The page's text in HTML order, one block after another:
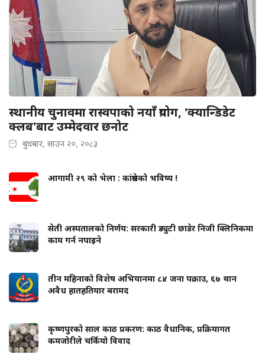
स्थानीय चुनावमा रास्वपाको नयाँ प्रयोग, 'क्यान्डिडेट
क्लब'बाट उम्मेदवार छनोट
बुधबार, साउन २०, २०८३
आगामी २९ को भेला : कांग्रेसको भविष्य !
सेती अस्पतालको निर्णय: सरकारी ड्युटी छाडेर निजी क्लिनिकमा
काम गर्न नपाइने
तीन महिनाको विशेष अभियानमा ८४ जना पक्राउ, ६७ थान
अवैध हातहतियार बरामद
कृष्णपुरको साल काठ प्रकरण: काठ वैधानिक, प्रक्रियागत
कमजोरीले चर्कियो विवाद